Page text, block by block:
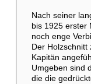
Nach seiner
bis 1925 erster
noch enge
Der
Kapitän
Umgeben sind
die die